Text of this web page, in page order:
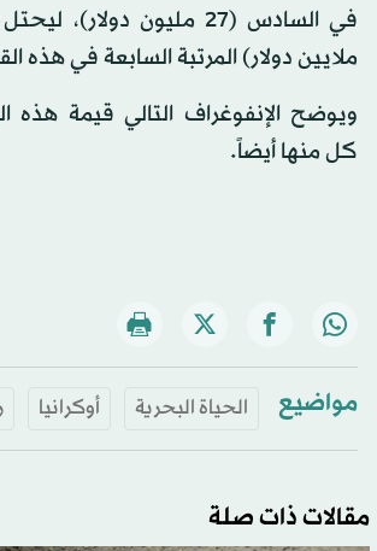
ملايين دولار) المرتبة السابعة في هذه
ويوضح الإنفوغراف التالي قيمة هذه
كل منها أيضاً.
مواضيع الحياة البحرية أوكرانيا
مقالات ذات صلة